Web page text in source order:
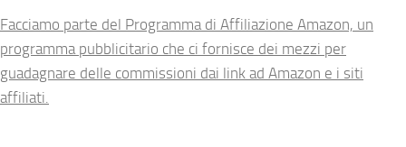
Facciamo parte del Programma di Affiliazione Amazon, un
programma pubblicitario che ci fornisce dei mezzi per
guadagnare delle commissioni dai link ad Amazon e i siti
affiliati.